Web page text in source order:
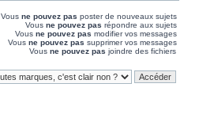
Vous ne pouvez pas poster de nouveaux sujets
Vous ne pouvez pas répondre aux sujets
Vous ne pouvez pas modifier vos messages
Vous ne pouvez pas supprimer vos messages
Vous ne pouvez pas joindre des fichiers